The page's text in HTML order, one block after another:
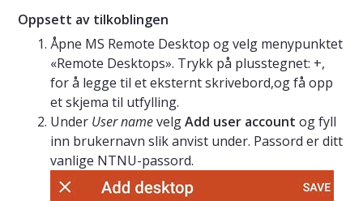
Oppsett av tilkoblingen
Åpne MS Remote Desktop og velg menypunktet
«Remote Desktops». Trykk på plusstegnet: +,
for å legge til et eksternt skrivebord,og få opp
et skjema til utfylling.
Under User namevelgAdd user account og fyll
inn brukernavn slik anvist under. Passord er ditt
vanlige NTNU-passord.